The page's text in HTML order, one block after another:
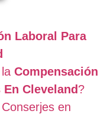
Laboral Para
Compensación
Cleveland?
en